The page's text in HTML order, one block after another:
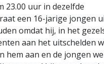
23.00 uur in dezelfde
een 16-jarige jongen
omdat hij, in het
aan het uitschelden
hem aan en de jongen